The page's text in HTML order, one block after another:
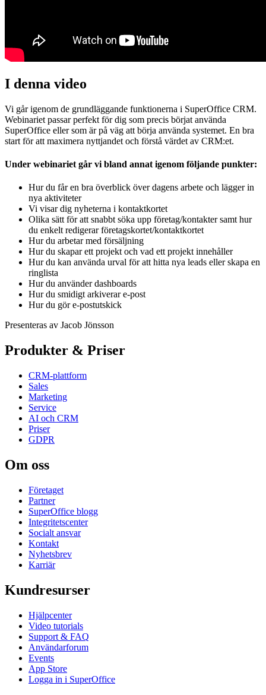
I denna video
Vi går igenom de grundläggande funktionerna i SuperOffice CRM.
Webinariet passar perfekt för dig som precis börjat använda
SuperOffice eller som är på väg att börja använda systemet. En bra
start för att maximera nyttjandet och förstå värdet av CRM:et.
Under webinariet går vi bland annat igenom följande punkter:
Hur du får en bra överblick över dagens arbete och lägger in
nya aktiviteter
Vi visar dig nyheterna i kontaktkortet
Olika sätt för att snabbt söka upp företag/kontakter samt hur
du enkelt redigerar företagskortet/kontaktkortet
Hur du arbetar med försäljning
Hur du skapar ett projekt och vad ett projekt innehåller
Hur du kan använda urval för att hitta nya leads eller skapa en
ringlista
Hur du använder dashboards
Hur du smidigt arkiverar e-post
Hur du gör e-postutskick
Presenteras av Jacob Jönsson
Produkter & Priser
CRM-plattform
Sales
Marketing
Service
AI och CRM
Priser
GDPR
Om oss
Företaget
Partner
SuperOffice blogg
Integritetscenter
Socialt ansvar
Kontakt
Nyhetsbrev
Karriär
Kundresurser
Hjälpcenter
Video tutorials
Support & FAQ
Användarforum
Events
App Store
Logga in i SuperOffice